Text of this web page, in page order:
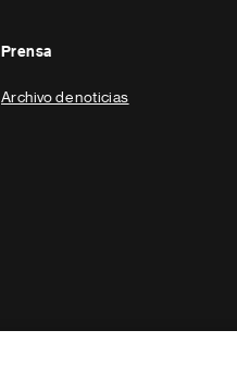
Prensa
Archivo de noticias